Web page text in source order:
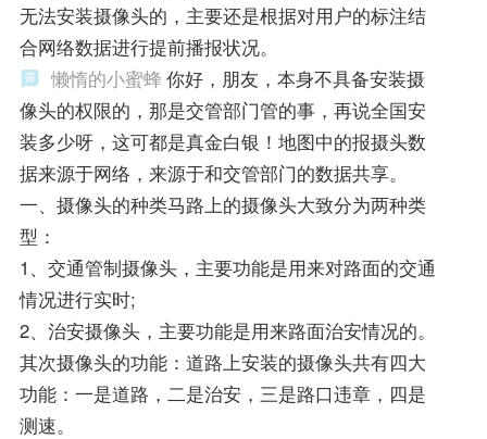
无法安装摄像头的，主要还是根据对用户的标注结
合网络数据进行提前播报状况。
懒惰的小蜜蜂 你好，朋友，本身不具备安装摄
像头的权限的，那是交管部门管的事，再说全国安
装多少呀，这可都是真金白银！地图中的报摄头数
据来源于网络，来源于和交管部门的数据共享。
一、摄像头的种类马路上的摄像头大致分为两种类
型：
1、交通管制摄像头，主要功能是用来对路面的交通
情况进行实时;
2、治安摄像头，主要功能是用来路面治安情况的。
其次摄像头的功能：道路上安装的摄像头共有四大
功能：一是道路，二是治安，三是路口违章，四是
测速。